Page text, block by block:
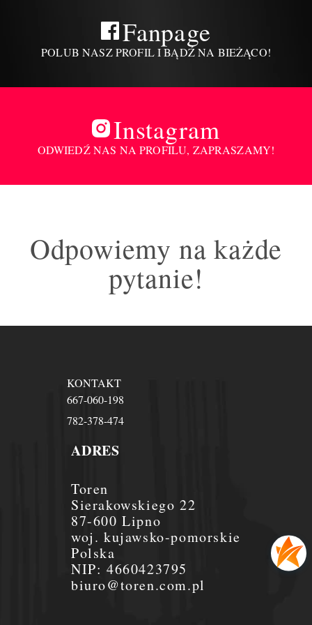
Fanpage
POLUB NASZ PROFIL I BĄDŹ NA BIEŻĄCO!
Instagram
ODWIEDŹ NAS NA PROFILU, ZAPRASZAMY!
Odpowiemy na każde
pytanie!
ADRES
Toren
Sierakowskiego 22
87-600 Lipno
woj. kujawsko-pomorskie
Polska
NIP:4660423795
biuro@toren.com.pl
KONTAKT
667-060-198
782-378-474